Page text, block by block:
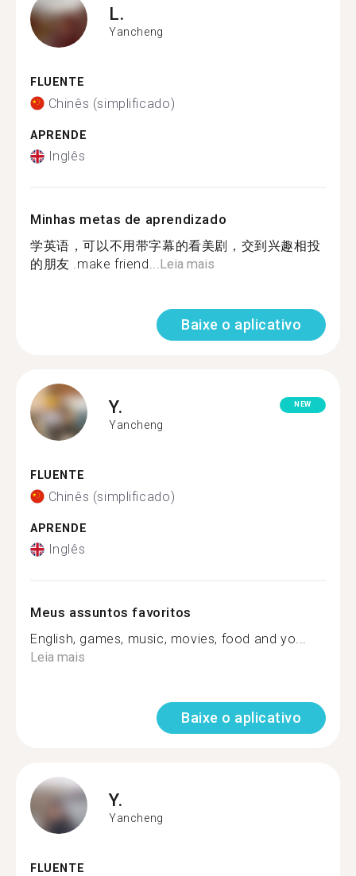
L.
Yancheng
FLUENTE
Chinês (simplificado)
APRENDE
Inglês
Minhas metas de aprendizado
学英语，可以不用带字幕的看美剧，交到兴趣相投
的朋友 .make friend...Leia mais
Baixe o aplicativo
Y.
Yancheng
NEW
FLUENTE
Chinês (simplificado)
APRENDE
Inglês
Meus assuntos favoritos
English, games, music, movies, food and yo...
Leia mais
Baixe o aplicativo
Y.
Yancheng
FLUENTE